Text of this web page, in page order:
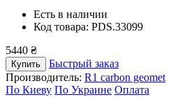
Есть в наличии
Код товара: PDS.33099
5440 ₴
Купить
Быстрый заказ
Производитель: R1 carbon geomet
По Киеву По Украине Оплата